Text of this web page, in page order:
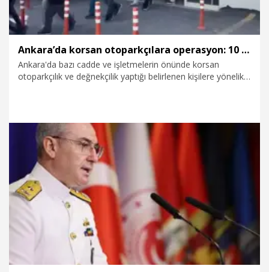
konuştu.
Ankara’da korsan otoparkçılara operasyon: 10 gözaltı
Ankara'da bazı cadde ve işletmelerin önünde korsan
otoparkçılık ve değnekçilik yaptığı belirlenen kişilere yönelik
7.08.2026 Gündem